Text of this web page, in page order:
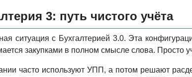
3: путь чистого учёта
ситуация с Бухгалтерией 3.0. Эта
закупками в полном смысле слова. Просто
часто используют УПП, а потом решают